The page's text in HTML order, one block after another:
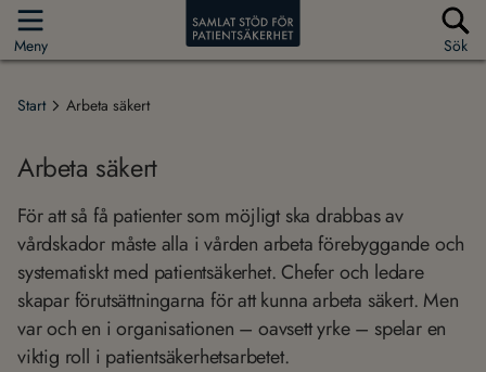
Meny Sök
Start Arbeta säkert
Arbeta säkert
För att så få patienter som möjligt ska drabbas av
vårdskador måste alla i vården arbeta förebyggande och
systematiskt med patientsäkerhet. Chefer och ledare
skapar förutsättningarna för att kunna arbeta säkert. Men
var och en i organisationen – oavsett yrke – spelar en
viktig roll i patientsäkerhetsarbetet.